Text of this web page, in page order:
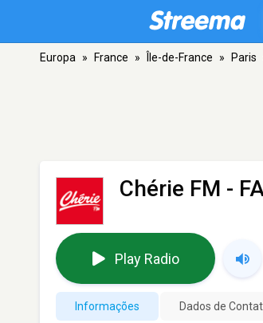
Europa » France » Île-de-France » Paris
Chérie FM -
Play Radio
Informações Dados de